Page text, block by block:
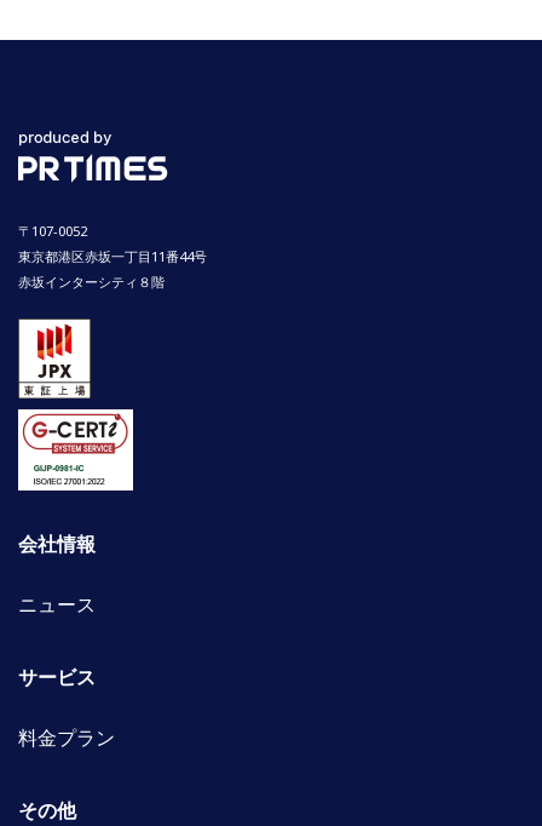
〒107-0052
東京都港区赤坂一丁目11番44号
赤坂インターシティ８階
会社情報
ニュース
サービス
料金プラン
その他